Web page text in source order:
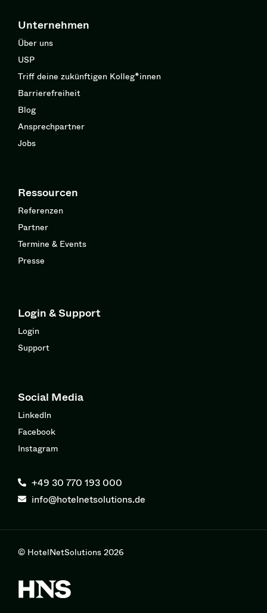
Unternehmen
Über uns
USP
Triff deine zukünftigen Kolleg*innen
Barrierefreiheit
Blog
Ansprechpartner
Jobs
Ressourcen
Referenzen
Partner
Termine & Events
Presse
Login & Support
Login
Support
Social Media
LinkedIn
Facebook
Instagram
+49 30 770 193 000
info@hotelnetsolutions.de
© HotelNetSolutions 2026